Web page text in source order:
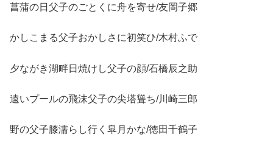
菖蒲の日父子のごとくに舟を寄せ/友岡子郷
かしこまる父子おかしさに初笑ひ/木村ふで
夕ながき湖畔日焼けし父子の顔/石橋辰之助
遠いプールの飛沫父子の尖塔聳ち/川崎三郎
野の父子膝濡らし行く皐月かな/徳田千鶴子